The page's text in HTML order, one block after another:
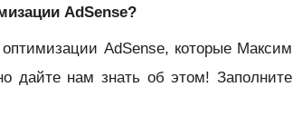
AdSense?
AdSense, которые Максим
дайте нам знать об этом! Заполните